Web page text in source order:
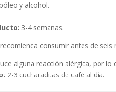
y alcohol.
3-4 semanas.
consumir antes de seis
alguna reacción alérgica, por
2-3 cucharaditas de café al día.